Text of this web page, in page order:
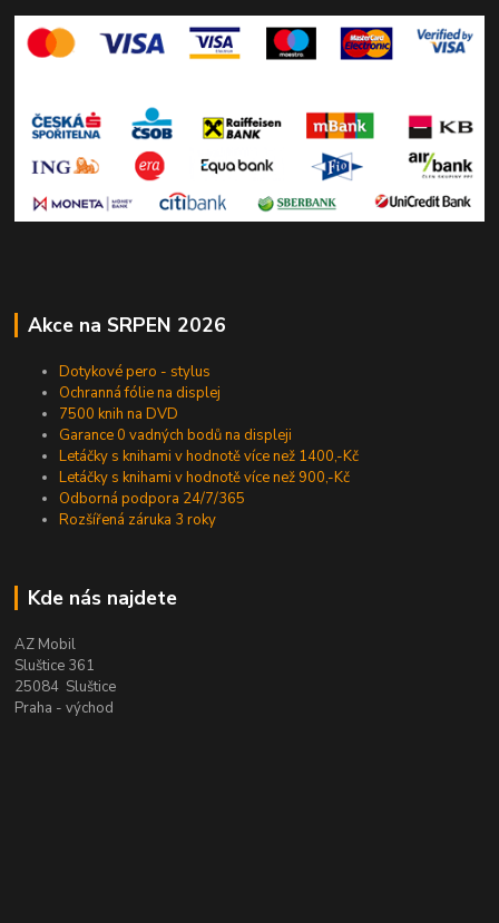
Akce na SRPEN 2026
Dotykové pero - stylus
Ochranná fólie na displej
7500 knih na DVD
Garance 0 vadných bodů na displeji
Letáčky s knihami v hodnotě více než 1400,-Kč
Letáčky s knihami v hodnotě více než 900,-Kč
Odborná podpora 24/7/365
Rozšířená záruka 3 roky
Kde nás najdete
AZ Mobil
Sluštice 361
25084 Sluštice
Praha - východ